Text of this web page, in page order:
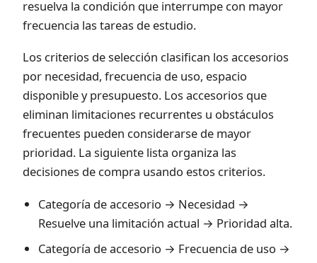
resuelva la condición que interrumpe con mayor
frecuencia las tareas de estudio.
Los criterios de selección clasifican los accesorios
por necesidad, frecuencia de uso, espacio
disponible y presupuesto. Los accesorios que
eliminan limitaciones recurrentes u obstáculos
frecuentes pueden considerarse de mayor
prioridad. La siguiente lista organiza las
decisiones de compra usando estos criterios.
Categoría de accesorio → Necesidad →
Resuelve una limitación actual → Prioridad alta.
Categoría de accesorio → Frecuencia de uso →